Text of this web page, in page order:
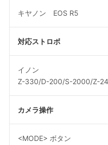
キヤノン EOS R5
対応ストロボ
イノン
Z-330/D-200/S-2000/Z-
カメラ操作
<MODE> ボタン